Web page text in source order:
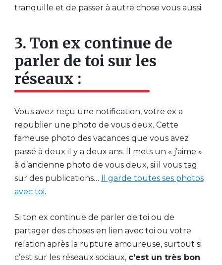
tranquille et de passer à autre chose vous aussi.
3. Ton ex continue de
parler de toi sur les
réseaux :
Vous avez reçu une notification, votre ex a
republier une photo de vous deux. Cette
fameuse photo des vacances que vous avez
passé à deux il y a deux ans. Il mets un « j’aime »
à d’ancienne photo de vous deux, si il vous tag
sur des publications… Il garde toutes ses photos
avec toi.
Si ton ex continue de parler de toi ou de
partager des choses en lien avec toi ou votre
relation après la rupture amoureuse, surtout si
c’est sur les réseaux sociaux, c’est un très bon